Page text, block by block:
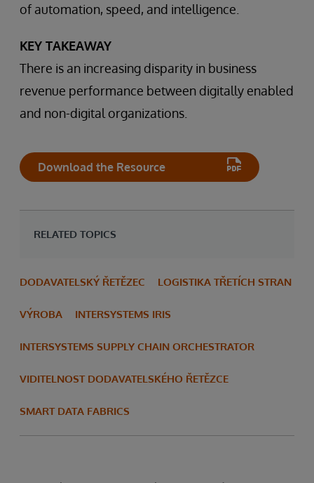
of automation, speed, and intelligence.
KEY TAKEAWAY
There is an increasing disparity in business
revenue performance between digitally enabled
and non-digital organizations.
Download the Resource
RELATED TOPICS
DODAVATELSKÝ ŘETĚZEC LOGISTIKA TŘETÍCH STRAN
VÝROBA INTERSYSTEMS IRIS
INTERSYSTEMS SUPPLY CHAIN ORCHESTRATOR
VIDITELNOST DODAVATELSKÉHO ŘETĚZCE
SMART DATA FABRICS